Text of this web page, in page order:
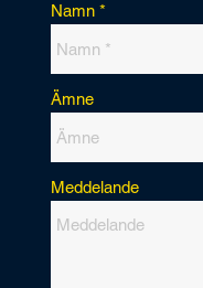
Namn
Ämne
Meddelande